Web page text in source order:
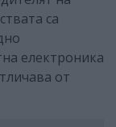
са
електроника
от